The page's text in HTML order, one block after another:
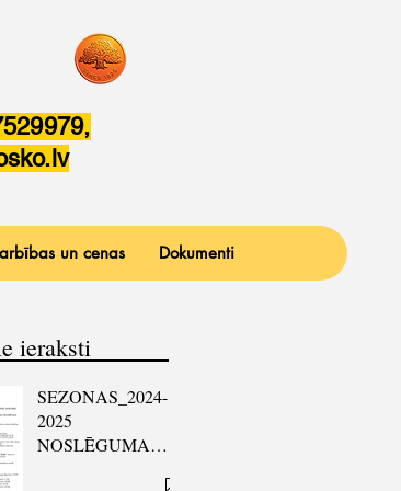
un cenas Dokumenti
ieraksti
SEZONAS_2024-
2025
NOSLĒGUMA